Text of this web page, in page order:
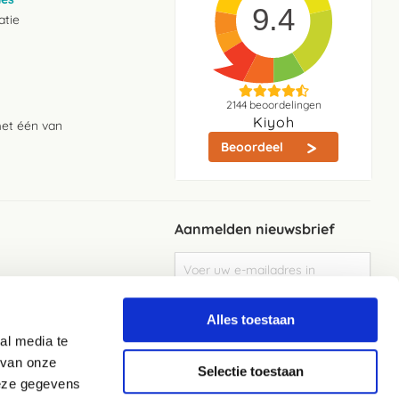
media te
onze
gegevens
Alles toestaan
Selectie toestaan
één van
9.4
2144beoordelingen
Kiyoh
Beoordeel
Aanmelden nieuwsbrief
u
op
Elke week de beste acties en het laaste